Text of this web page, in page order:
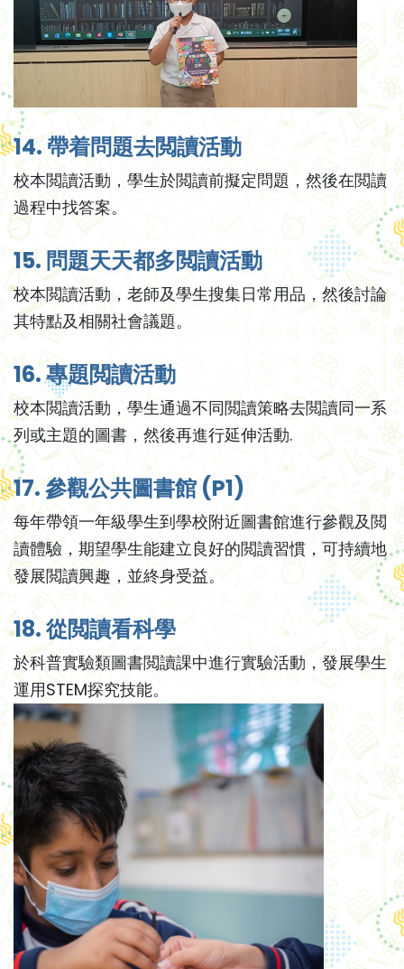
14. 帶着問題去閲讀活動
校本閲讀活動，學生於閲讀前擬定問題，然後在閲讀
過程中找答案。
15. 問題天天都多閲讀活動
校本閲讀活動，老師及學生搜集日常用品，然後討論
其特點及相關社會議題。
16. 專題閲讀活動
校本閲讀活動，學生通過不同閲讀策略去閲讀同一系
列或主題的圖書，然後再進行延伸活動.
17. 參觀公共圖書館 (P1)
每年帶領一年級學生到學校附近圖書館進行參觀及閲
讀體驗，期望學生能建立良好的閲讀習慣，可持續地
發展閲讀興趣，並終身受益。
18. 從閲讀看科學
於科普實驗類圖書閲讀課中進行實驗活動，發展學生
運用STEM探究技能。